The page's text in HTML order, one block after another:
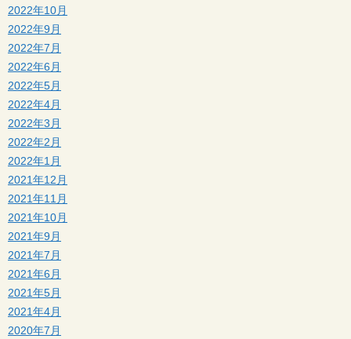
2022年10月
2022年9月
2022年7月
2022年6月
2022年5月
2022年4月
2022年3月
2022年2月
2022年1月
2021年12月
2021年11月
2021年10月
2021年9月
2021年7月
2021年6月
2021年5月
2021年4月
2020年7月